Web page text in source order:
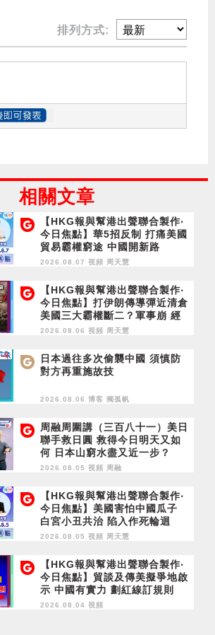
排列方式:
相關文章
【HKG報與幫港出聲聯合製作‧
今日焦點】華5招反制 打痛美國
貿易霸權窮途 中國開新路
2026.08.07 視頻 周天慧
【HKG報與幫港出聲聯合製作‧
今日焦點】打伊朗傳導彈近清倉
美國三大霸權斷二？軍事崩 經
濟損
2026.08.06 視頻 周天慧
日本過往多次偷襲中國 須慎防
對方再重施故技
2026.08.06 博客 獨孤帆
周融周圍講（三百八十一）美日
聯手救日圓 救得今日明天又如
何 日本山窮水盡又近一步？
2026.08.05 視頻 周融
【HKG報與幫港出聲聯合製作‧
今日焦點】美國害怕中國瓜子
白宮小丑共治 陷入作死輪迴
2026.08.05 視頻 周天慧
【HKG報與幫港出聲聯合製作‧
今日焦點】貿談及傳美擬爭地啟
示 中國有實力 劃紅線訂規則
2026.08.04 視頻